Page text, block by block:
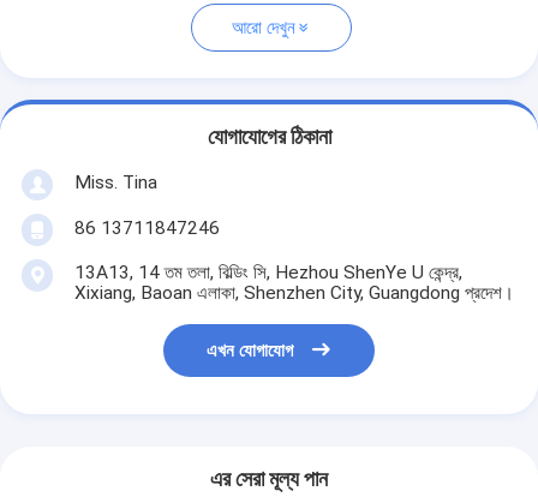
আরো দেখুন
যোগাযোগের ঠিকানা
Miss. Tina
86 13711847246
13A13, 14 তম তলা, বিল্ডিং সি, Hezhou ShenYe U কেন্দ্র,
Xixiang, Baoan এলাকা, Shenzhen City, Guangdong প্রদেশ।
এখন যোগাযোগ
এর সেরা মূল্য পান